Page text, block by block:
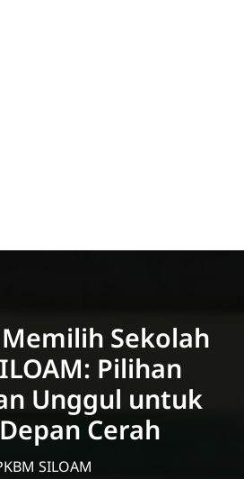
Sekolah
Pilihan
Unggul untuk
Cerah
SILOAM